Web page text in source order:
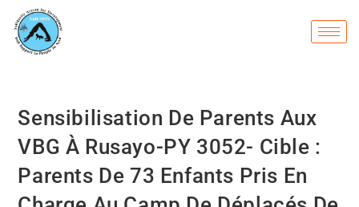
Sensibilisation De Parents Aux
VBG À Rusayo-PY 3052- Cible :
Parents De 73 Enfants Pris En